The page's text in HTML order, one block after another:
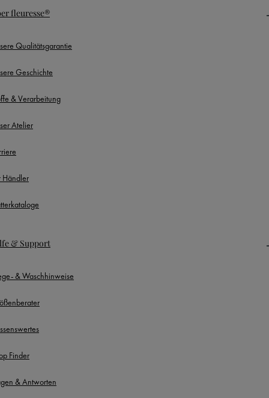
fleuresse®
Qualitätsgarantie
Geschichte
& Verarbeitung
Atelier
Händler
& Support
& Waschhinweise
Finder
& Antworten